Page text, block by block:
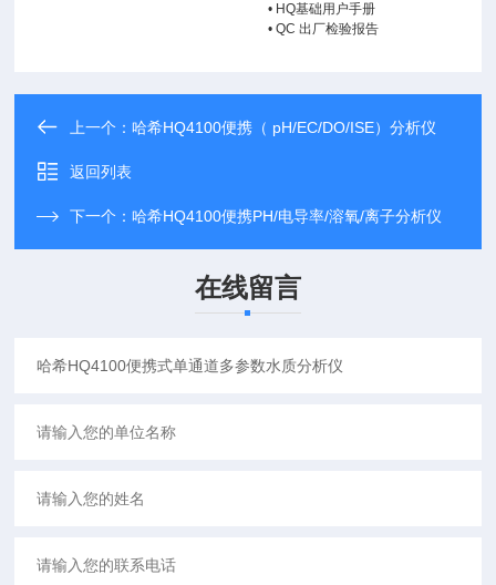
• HQ基础用户手册
•QC出厂检验报告
上一个：哈希HQ4100便携（ pH/EC/DO/ISE）分析仪
返回列表
下一个：哈希HQ4100便携PH/电导率/溶氧/离子分析仪
在线留言